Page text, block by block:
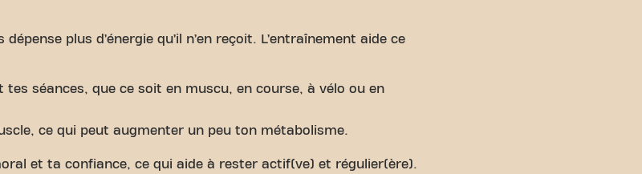
plus d’énergie qu’il n’en reçoit. L’entraînement aide ce
tes séances, que ce soit en muscu, en course, à vélo ou en
ce qui peut augmenter un peu ton métabolisme.
et ta confiance, ce qui aide à rester actif(ve) et régulier(ère).